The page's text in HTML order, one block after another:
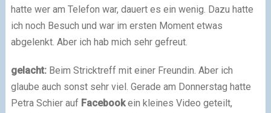
hatte wer am Telefon war, dauert es ein wenig. Dazu hatte
ich noch Besuch und war im ersten Moment etwas
abgelenkt. Aber ich hab mich sehr gefreut.
gelacht:Beim Stricktreff mit einer Freundin. Aber ich
glaube auch sonst sehr viel. Gerade am Donnerstag hatte
Petra Schier auf Facebookein kleines Video geteilt,